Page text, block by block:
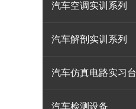
汽车空调实训系列
汽车解剖实训系列
汽车仿真电路实习台
汽车检测设备